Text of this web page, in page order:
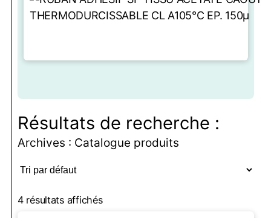
Résultats de recherche :
Archives : Catalogue produits
4 résultats affichés